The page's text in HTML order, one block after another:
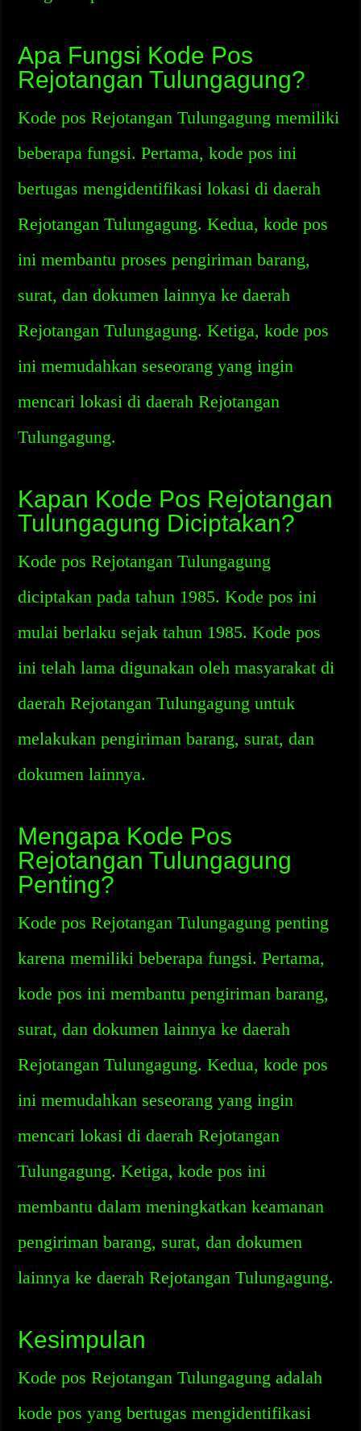
Apa Fungsi Kode Pos
Rejotangan Tulungagung?
Kode pos Rejotangan Tulungagung memiliki
beberapa fungsi. Pertama, kode pos ini
bertugas mengidentifikasi lokasi di daerah
Rejotangan Tulungagung. Kedua, kode pos
ini membantu proses pengiriman barang,
surat, dan dokumen lainnya ke daerah
Rejotangan Tulungagung. Ketiga, kode pos
ini memudahkan seseorang yang ingin
mencari lokasi di daerah Rejotangan
Tulungagung.
Kapan Kode Pos Rejotangan
Tulungagung Diciptakan?
Kode pos Rejotangan Tulungagung
diciptakan pada tahun 1985. Kode pos ini
mulai berlaku sejak tahun 1985. Kode pos
ini telah lama digunakan oleh masyarakat di
daerah Rejotangan Tulungagung untuk
melakukan pengiriman barang, surat, dan
dokumen lainnya.
Mengapa Kode Pos
Rejotangan Tulungagung
Penting?
Kode pos Rejotangan Tulungagung penting
karena memiliki beberapa fungsi. Pertama,
kode pos ini membantu pengiriman barang,
surat, dan dokumen lainnya ke daerah
Rejotangan Tulungagung. Kedua, kode pos
ini memudahkan seseorang yang ingin
mencari lokasi di daerah Rejotangan
Tulungagung. Ketiga, kode pos ini
membantu dalam meningkatkan keamanan
pengiriman barang, surat, dan dokumen
lainnya ke daerah Rejotangan Tulungagung.
Kesimpulan
Kode pos Rejotangan Tulungagung adalah
kode pos yang bertugas mengidentifikasi